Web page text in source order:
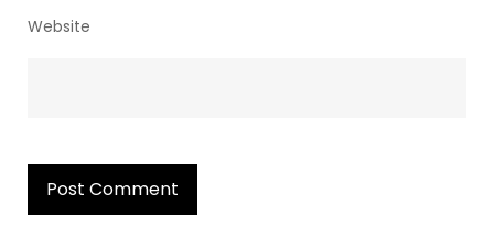
Website